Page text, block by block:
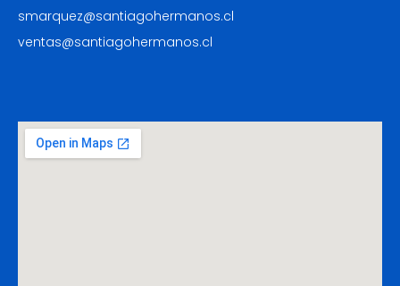
smarquez@santiagohermanos.cl
ventas@santiagohermanos.cl